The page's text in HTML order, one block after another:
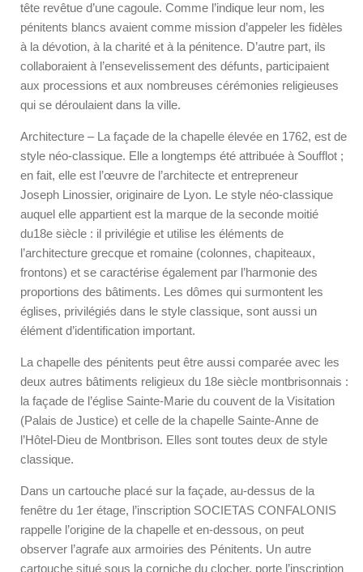
tête revêtue d’une cagoule. Comme l’indique leur nom, les
pénitents blancs avaient comme mission d’appeler les fidèles
à la dévotion, à la charité et à la pénitence. D’autre part, ils
collaboraient à l’ensevelissement des défunts, participaient
aux processions et aux nombreuses cérémonies religieuses
qui se déroulaient dans la ville.
Architecture – La façade de la chapelle élevée en 1762, est de
style néo-classique. Elle a longtemps été attribuée à Soufflot ;
en fait, elle est l’œuvre de l’architecte et entrepreneur
Joseph Linossier, originaire de Lyon. Le style néo-classique
auquel elle appartient est la marque de la seconde moitié
du18e siècle : il privilégie et utilise les éléments de
l’architecture grecque et romaine (colonnes, chapiteaux,
frontons) et se caractérise également par l’harmonie des
proportions des bâtiments. Les dômes qui surmontent les
églises, privilégiés dans le style classique, sont aussi un
élément d’identification important.
La chapelle des pénitents peut être aussi comparée avec les
deux autres bâtiments religieux du 18e siècle montbrisonnais :
la façade de l’église Sainte-Marie du couvent de la Visitation
(Palais de Justice) et celle de la chapelle Sainte-Anne de
l’Hôtel-Dieu de Montbrison. Elles sont toutes deux de style
classique.
Dans un cartouche placé sur la façade, au-dessus de la
fenêtre du 1er étage, l’inscription SOCIETAS CONFALONIS
rappelle l’origine de la chapelle et en-dessous, on peut
observer l’agrafe aux armoiries des Pénitents. Un autre
cartouche situé sous la corniche du clocher, porte l’inscription